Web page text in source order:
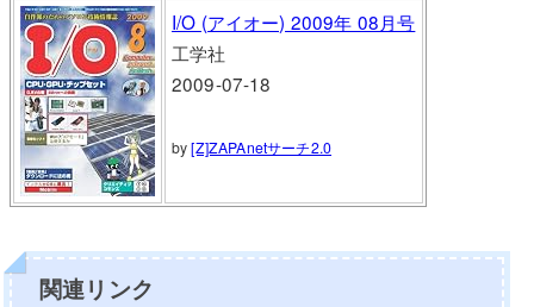
I/O (アイオー) 2009年 08月号
工学社
2009-07-18
by[Z]ZAPAnetサーチ2.0
関連リンク